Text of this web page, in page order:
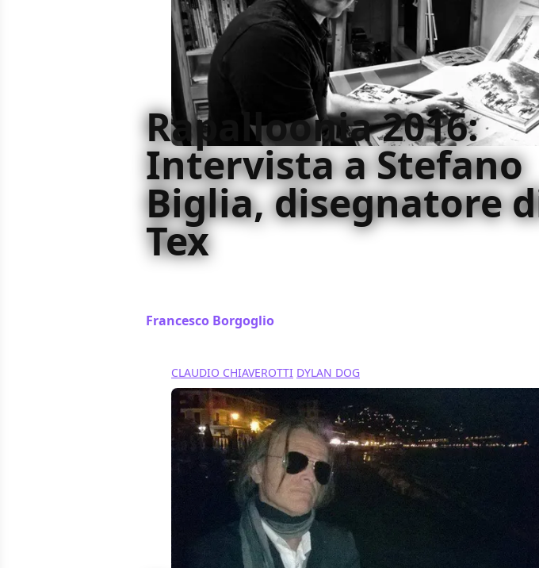
Rapalloonia 2016:
Intervista a Stefano
Biglia, disegnatore
Tex
Francesco Borgoglio
CLAUDIO CHIAVEROTTI DYLAN DOG